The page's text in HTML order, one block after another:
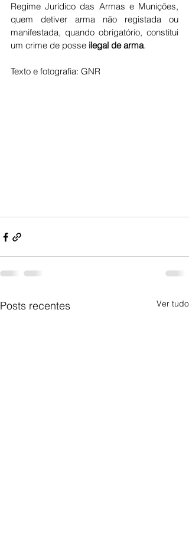
Regime Jurídico das Armas e Munições,
quem detiver arma não registada ou
manifestada, quando obrigatório, constitui
um crime de posse ilegal de arma.
Texto e fotografia: GNR
Posts recentes Ver tudo